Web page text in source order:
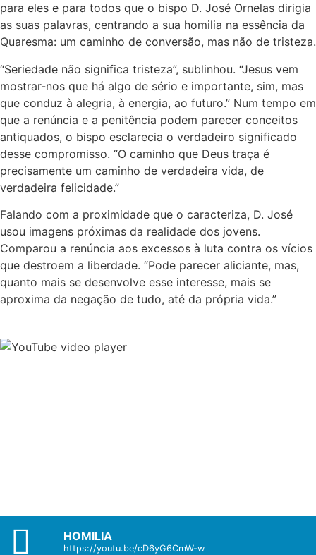
para eles e para todos que o bispo D. José Ornelas dirigia
as suas palavras, centrando a sua homilia na essência da
Quaresma: um caminho de conversão, mas não de tristeza.
“Seriedade não significa tristeza”, sublinhou. “Jesus vem
mostrar-nos que há algo de sério e importante, sim, mas
que conduz à alegria, à energia, ao futuro.” Num tempo em
que a renúncia e a penitência podem parecer conceitos
antiquados, o bispo esclarecia o verdadeiro significado
desse compromisso. “O caminho que Deus traça é
precisamente um caminho de verdadeira vida, de
verdadeira felicidade.”
Falando com a proximidade que o caracteriza, D. José
usou imagens próximas da realidade dos jovens.
Comparou a renúncia aos excessos à luta contra os vícios
que destroem a liberdade. “Pode parecer aliciante, mas,
quanto mais se desenvolve esse interesse, mais se
aproxima da negação de tudo, até da própria vida.”
HOMILIA
https://youtu.be/cD6yG6CmW-w